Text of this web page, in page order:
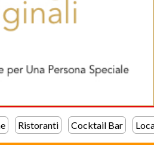
Ristoranti Cocktail Bar